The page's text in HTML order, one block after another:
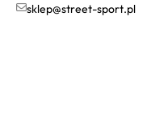
sklep@street-sport.pl